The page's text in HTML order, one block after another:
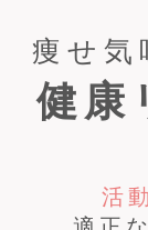
痩せ気
健康
活